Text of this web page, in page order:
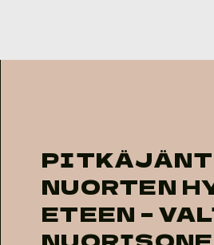
NUORTEN
ETEEN −